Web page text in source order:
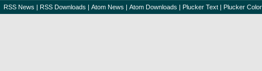
RSS News | RSS Downloads | Atom News | Atom Downloads | Plucker Text | Plucker Color